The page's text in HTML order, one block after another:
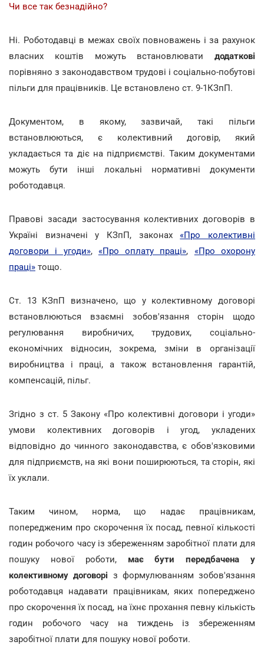
Чи все так безнадійно?
Ні. Роботодавці в межах своїх повноважень і за рахунок
власних коштів можуть встановлювати додаткові
порівняно з законодавством трудові і соціально-побутові
пільги для працівників. Це встановлено ст. 9-1КЗпП.
Документом, в якому, зазвичай, такі пільги
встановлюються, є колективний договір, який
укладається та діє на підприємстві. Таким документами
можуть бути інші локальні нормативні документи
роботодавця.
Правові засади застосування колективних договорів в
Україні визначені у КЗпП, законах «Про колективні
договори і угоди», «Про оплату праці», «Про охорону
праці» тощо.
Ст. 13 КЗпП визначено, що у колективному договорі
встановлюються взаємні зобов'язання сторін щодо
регулювання виробничих, трудових, соціально-
економічних відносин, зокрема, зміни в організації
виробництва і праці, а також встановлення гарантій,
компенсацій, пільг.
Згідно з ст. 5 Закону «Про колективні договори і угоди»
умови колективних договорів і угод, укладених
відповідно до чинного законодавства, є обов'язковими
для підприємств, на які вони поширюються, та сторін, які
їх уклали.
Таким чином, норма, що надає працівникам,
попередженим про скорочення їх посад, певної кількості
годин робочого часу із збереженням заробітної плати для
пошуку нової роботи, має бути передбачена у
колективному договорі з формулюванням зобов'язання
роботодавця надавати працівникам, яких попереджено
про скорочення їх посад, на їхнє прохання певну кількість
годин робочого часу на тиждень із збереженням
заробітної плати для пошуку нової роботи.